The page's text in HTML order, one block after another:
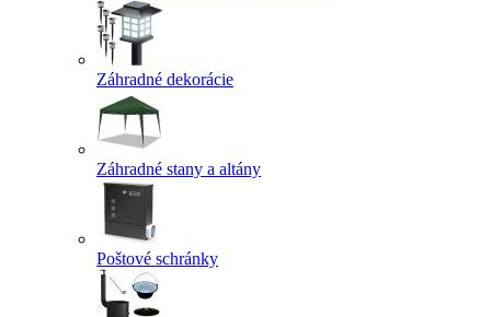
Záhradné dekorácie
Záhradné stany a altány
Poštové schránky